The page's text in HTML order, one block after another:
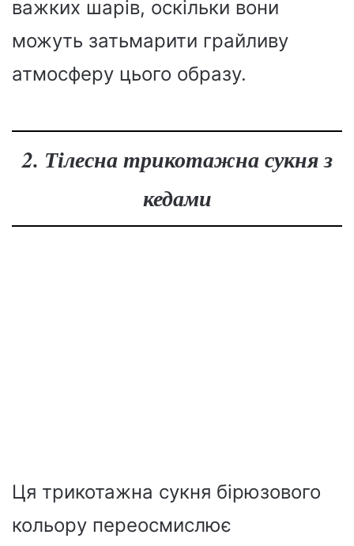
важких шарів, оскільки вони
можуть затьмарити грайливу
атмосферу цього образу.
2. Тілесна трикотажна сукня з
кедами
Ця трикотажна сукня бірюзового
кольору переосмислює